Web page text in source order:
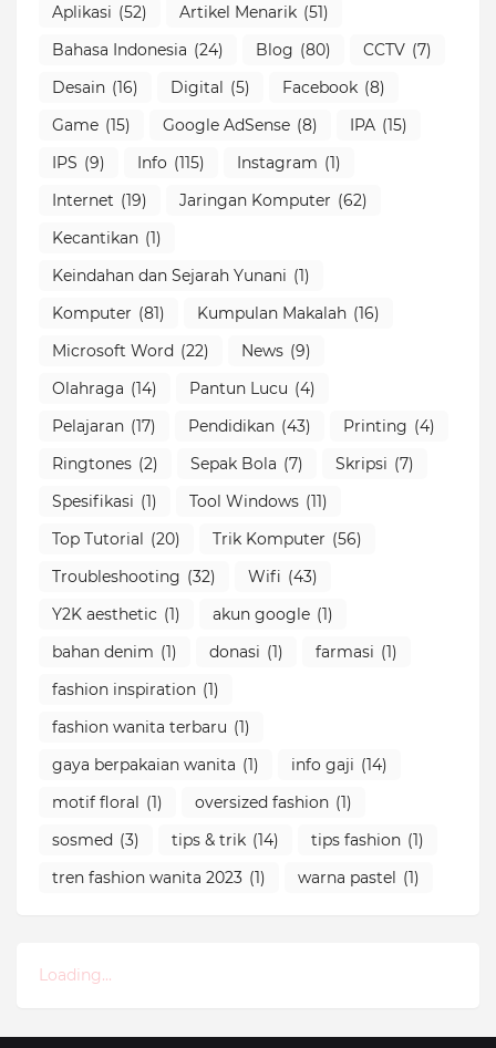
Aplikasi (52) Artikel Menarik (51)
Bahasa Indonesia (24) Blog (80) CCTV (7)
Desain (16) Digital (5) Facebook (8)
Game (15) Google AdSense (8) IPA (15)
IPS (9) Info (115) Instagram (1)
Internet (19) Jaringan Komputer (62)
Kecantikan (1)
Keindahan dan Sejarah Yunani (1)
Komputer (81) Kumpulan Makalah (16)
Microsoft Word (22) News (9)
Olahraga (14) Pantun Lucu (4)
Pelajaran (17) Pendidikan (43) Printing (4)
Ringtones (2) Sepak Bola (7) Skripsi (7)
Spesifikasi (1) Tool Windows (11)
Top Tutorial (20) Trik Komputer (56)
Troubleshooting (32) Wifi (43)
Y2K aesthetic (1) akun google (1)
bahan denim (1) donasi (1) farmasi (1)
fashion inspiration (1)
fashion wanita terbaru (1)
gaya berpakaian wanita (1) info gaji (14)
motif floral (1) oversized fashion (1)
sosmed (3) tips & trik (14) tips fashion (1)
tren fashion wanita 2023 (1) warna pastel (1)
Loading...